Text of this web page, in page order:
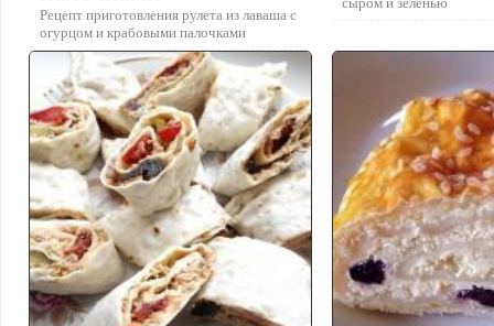
Рецепт приготовления рулета из лаваша с
огурцом и крабовыми палочками